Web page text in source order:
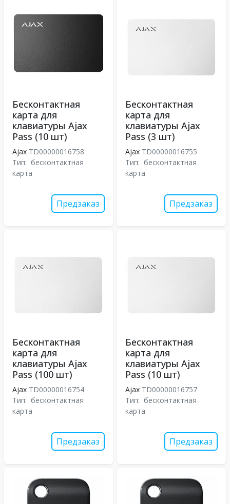
Бесконтактная
карта для
клавиатуры Ajax
Pass (10 шт)
Ajax TD00000016758
Тип: бесконтактная
карта
Предзаказ
Бесконтактная
карта для
клавиатуры Ajax
Pass (3 шт)
Ajax TD00000016755
Тип: бесконтактная
карта
Предзаказ
Бесконтактная
карта для
клавиатуры Ajax
Pass (100 шт)
Ajax TD00000016754
Тип: бесконтактная
карта
Предзаказ
Бесконтактная
карта для
клавиатуры Ajax
Pass (10 шт)
Ajax TD00000016757
Тип: бесконтактная
карта
Предзаказ